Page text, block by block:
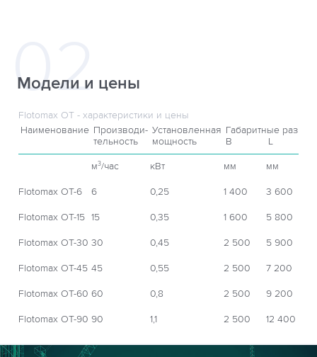
Модели и цены
Flotomax OT - характеристики и цены
Наименование Производи- Установленная Габаритные
тельность
мощность B L
м3/час кВт мм мм
Flotomax OT-6 6 0,25 1 400 3 600
Flotomax OT-15 15 0,35 1 600 5 800
Flotomax OT-30 30 0,45 2 500 5 900
Flotomax OT-45 45 0,55 2 500 7 200
Flotomax OT-60 60 0,8 2 500 9 200
Flotomax OT-90 90 1,1 2 500 12 400